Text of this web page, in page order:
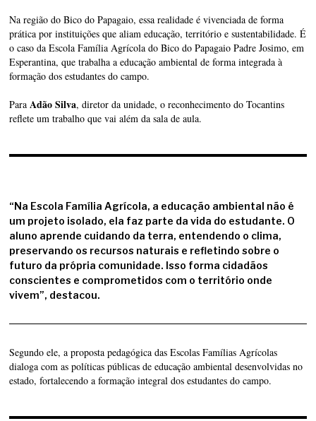
Na região do Bico do Papagaio, essa realidade é vivenciada de forma
prática por instituições que aliam educação, território e sustentabilidade. É
o caso da Escola Família Agrícola do Bico do Papagaio Padre Josimo, em
Esperantina, que trabalha a educação ambiental de forma integrada à
formação dos estudantes do campo.
ParaAdão Silva, diretor da unidade, o reconhecimento do Tocantins
reflete um trabalho que vai além da sala de aula.
“Na Escola Família Agrícola, a educação ambiental não é
um projeto isolado, ela faz parte da vida do estudante. O
aluno aprende cuidando da terra, entendendo o clima,
preservando os recursos naturais e refletindo sobre o
futuro da própria comunidade. Isso forma cidadãos
conscientes e comprometidos com o território onde
vivem”, destacou.
Segundo ele, a proposta pedagógica das Escolas Famílias Agrícolas
dialoga com as políticas públicas de educação ambiental desenvolvidas no
estado, fortalecendo a formação integral dos estudantes do campo.